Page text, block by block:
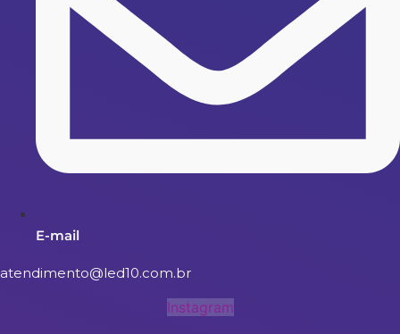
E-mail
atendimento@led10.com.br
Instagram